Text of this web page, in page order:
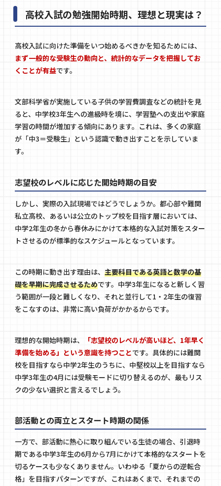
高校入試の勉強開始時期、理想と現実は？
高校入試に向けた準備をいつ始めるべきかを知るためには、
まず一般的な受験生の動向と、統計的なデータを把握してお
くことが有益です。
文部科学省が実施している子供の学習費調査などの統計を見
ると、中学校3年生への進級時を境に、学習塾への支出や家庭
学習の時間が増加する傾向にあります。これは、多くの家庭
が「中3＝受験生」という認識で動き出すことを示していま
す。
志望校のレベルに応じた開始時期の目安
しかし、実際の入試現場ではどうでしょうか。都心部や難関
私立高校、あるいは公立のトップ校を目指す層においては、
中学2年生の冬から春休みにかけて本格的な入試対策をスター
トさせるのが標準的なスケジュールとなっています。
この時期に動き出す理由は、 主要科目である英語と数学の基
礎を早期に完成させるためです。中学3年生になると新しく習
う範囲が一段と難しくなり、それと並行して1・2年生の復習
をこなすのは、非常に高い負荷がかかるからです。
理想的な開始時期は、
「志望校のレベルが高いほど、1年早く
準備を始める」という意識を持つことです。具体的には難関
校を目指すなら中学2年生のうちに、中堅校以上を目指すなら
中学3年生の4月には受験モードに切り替えるのが、最もリス
クの少ない選択と言えるでしょう。
部活動との両立とスタート時期の関係
一方で、部活動に熱心に取り組んでいる生徒の場合、引退時
期である中学3年生の6月から7月にかけて本格的なスタートを
切るケースも少なくありません。いわゆる「夏からの逆転合
格」を目指すパターンですが、これはあくまで、それまでの